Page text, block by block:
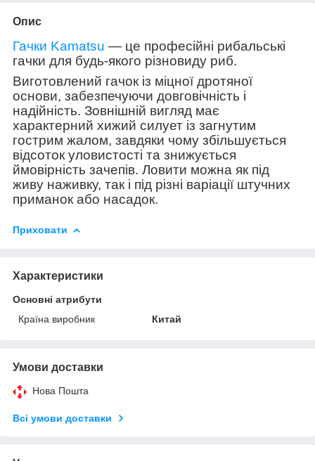
Опис
Гачки Kamatsu — це професійні рибальські
гачки для будь-якого різновиду риб.
Виготовлений гачок із міцної дротяної
основи, забезпечуючи довговічність і
надійність. Зовнішній вигляд має
характерний хижий силует із загнутим
гострим жалом, завдяки чому збільшується
відсоток уловистості та знижується
ймовірність зачепів. Ловити можна як під
живу наживку, так і під різні варіації штучних
приманок або насадок.
Приховати
Характеристики
Основні атрибути
Країна виробник
Китай
Умови доставки
Нова Пошта
Всі умови доставки